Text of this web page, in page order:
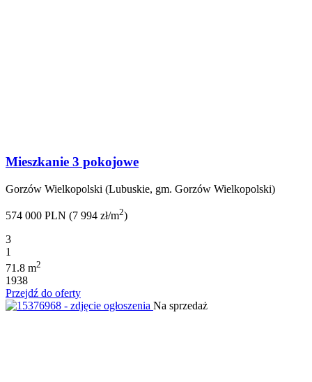
Mieszkanie 3 pokojowe
Gorzów Wielkopolski (Lubuskie, gm. Gorzów Wielkopolski)
574 000 PLN (7 994 zł/m2)
3
1
71.8 m2
1938
Przejdź do oferty
Na sprzedaż